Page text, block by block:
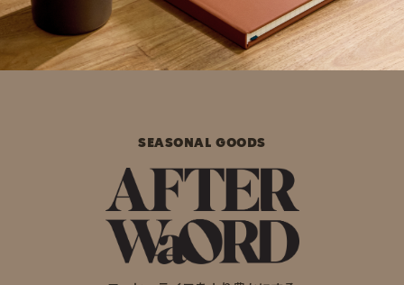
SEASONAL GOODS